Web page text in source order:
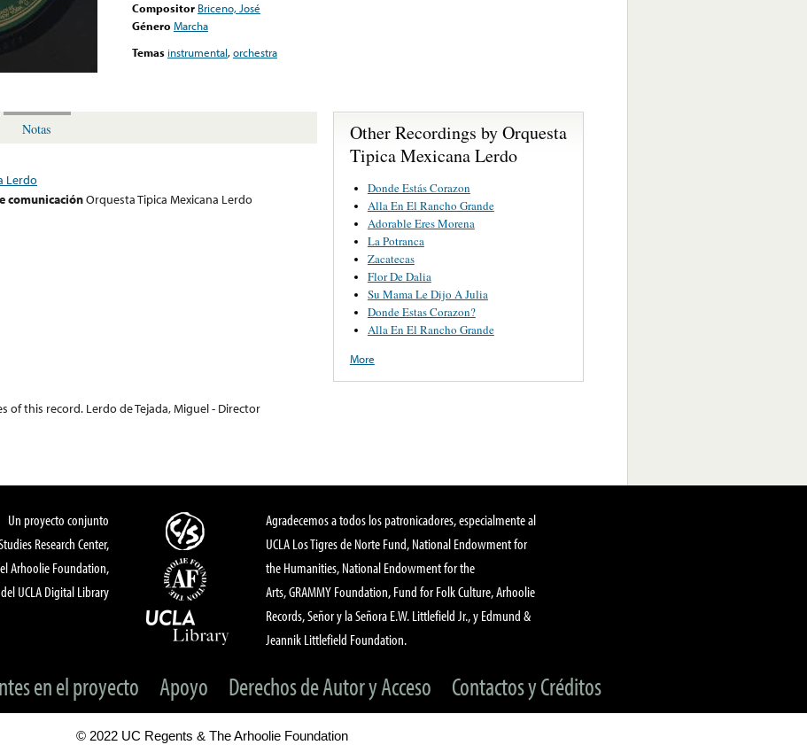
Compositor Briceno, José
Género Marcha
Temas instrumental,orchestra
Notas
Lerdo
comunicaciónOrquesta Tipica Mexicana Lerdo
of this record. Lerdo de Tejada, Miguel - Director
Other Recordings by Orquesta
Tipica Mexicana Lerdo
Donde Estás Corazon
Alla En El Rancho Grande
Adorable Eres Morena
La Potranca
Zacatecas
Flor De Dalia
Su Mama Le Dijo A Julia
Donde Estas Corazon?
Alla En El Rancho Grande
More
Un proyecto conjunto
Research Center,
el Arhoolie Foundation,
UCLA Digital Library
Agradecemos a todos los patronicadores, especialmente al
UCLA Los Tigres de Norte Fund, National Endowment for
the Humanities, National Endowment for the
Arts, GRAMMY Foundation, Fund for Folk Culture, Arhoolie
Records, Señor y la Señora E.W. Littlefield Jr., y Edmund &
Jeannik Littlefield Foundation.
en el proyecto Apoyo Derechos de Autor y Acceso Contactos y Créditos
© 2022 UC Regents & The Arhoolie Foundation